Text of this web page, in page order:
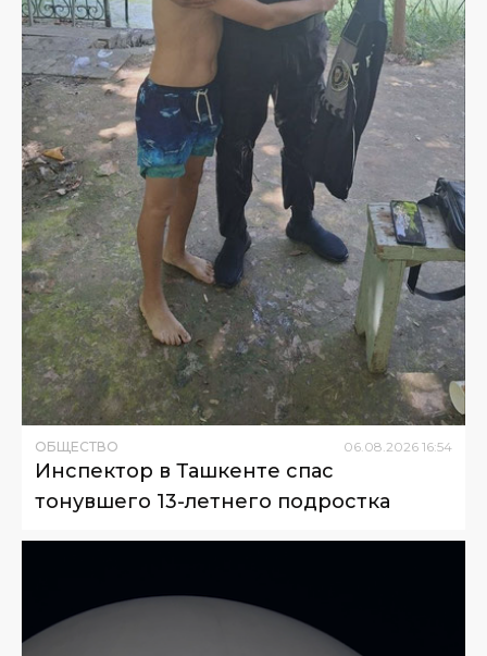
ОБЩЕСТВО 06.08.2026 16:54
Инспектор в Ташкенте спас
тонувшего 13-летнего подростка